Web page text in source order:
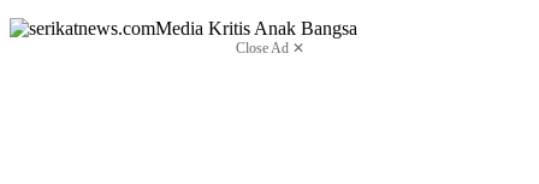
Close Ad ✕